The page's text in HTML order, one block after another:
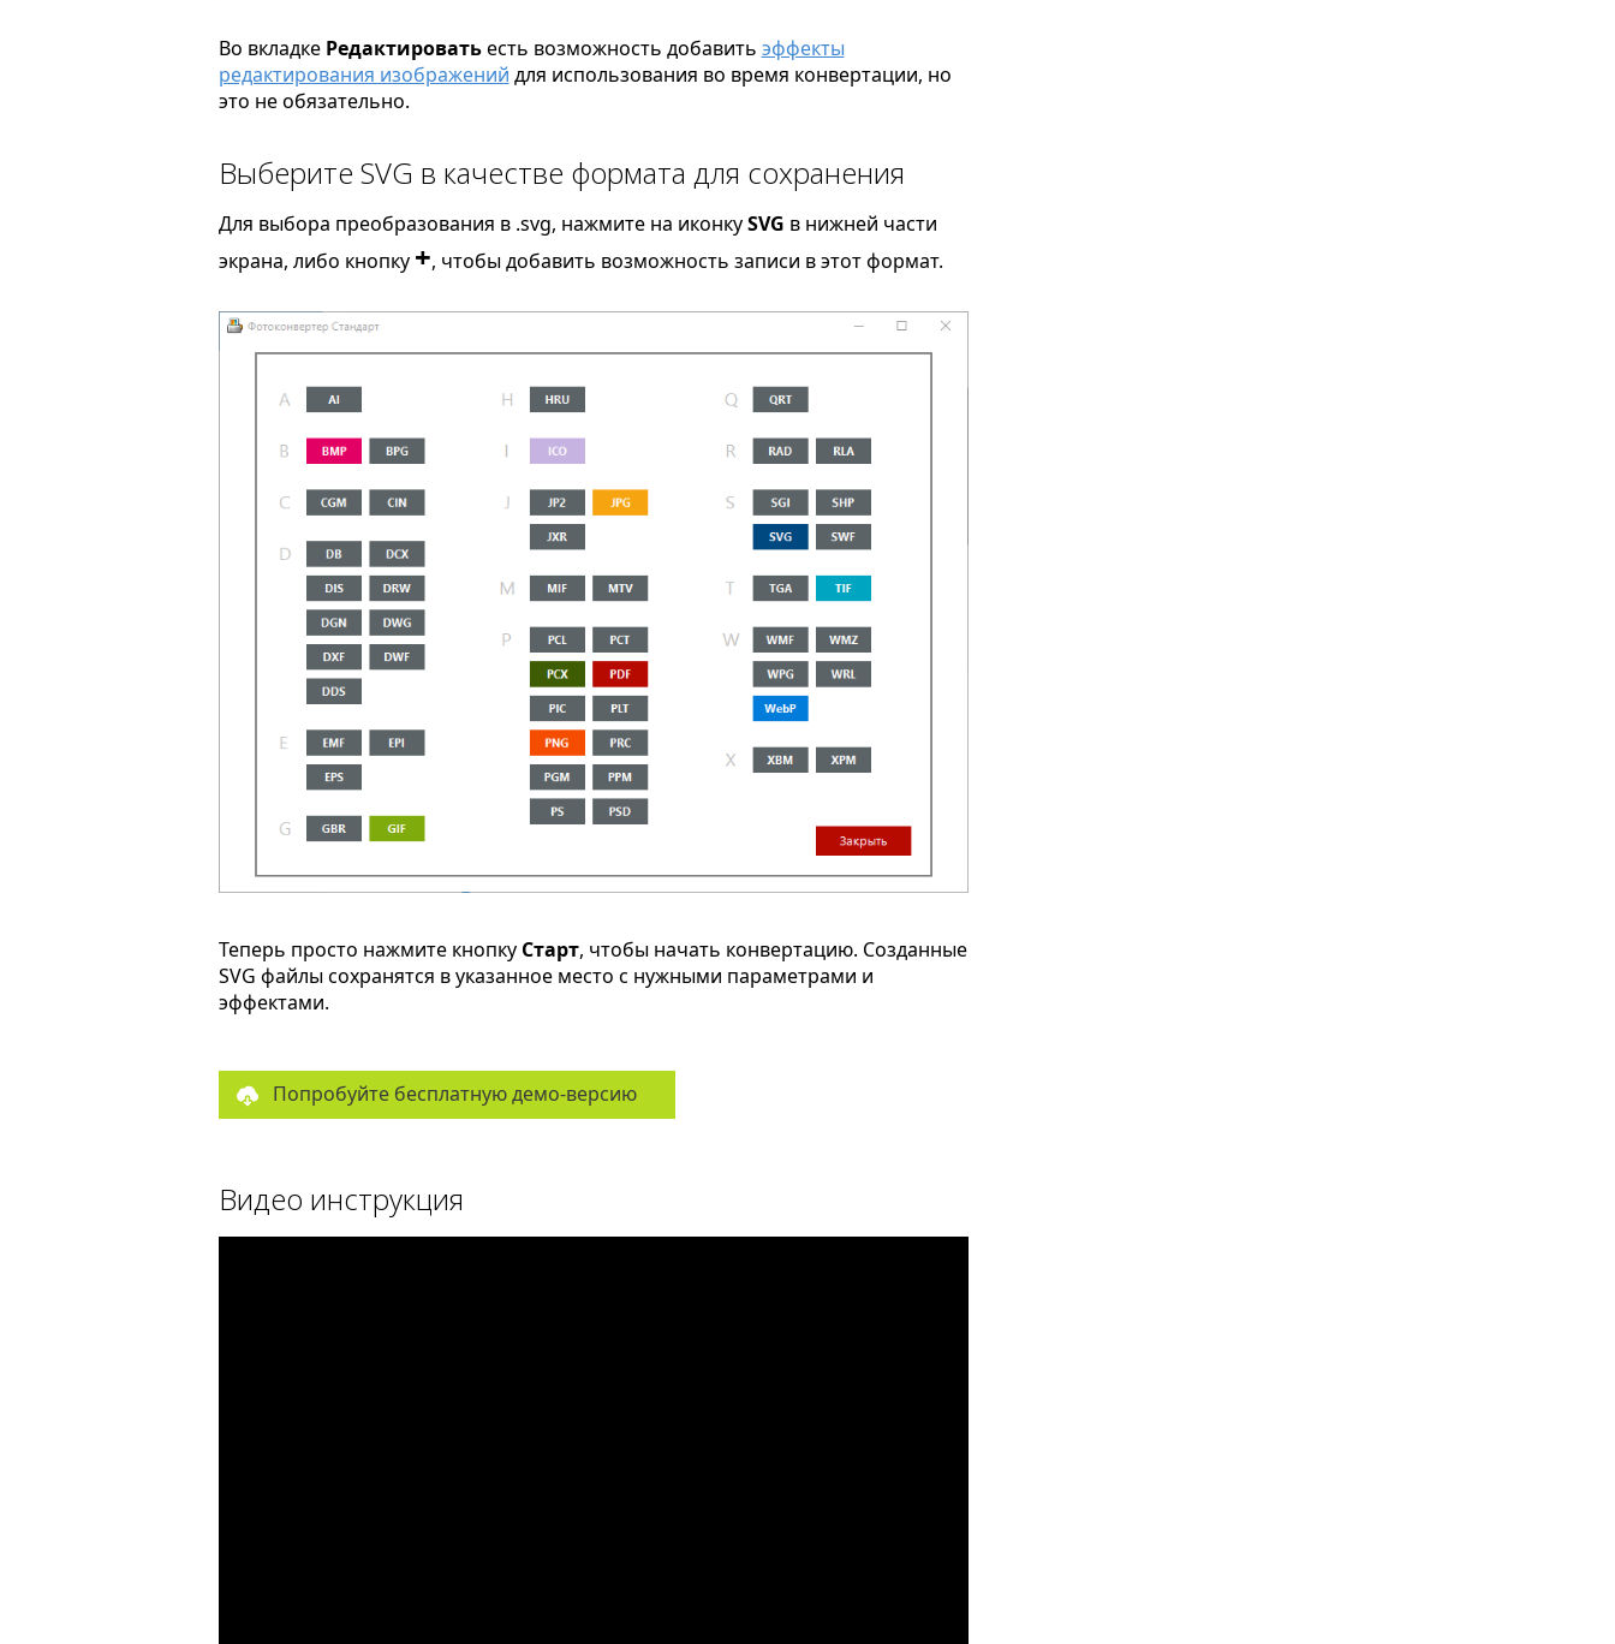
Во вкладке Редактироватьесть возможность добавить эффекты
редактирования изображений для использования во время конвертации, но
это не обязательно.
Выберите SVG в качестве формата для сохранения
Для выбора преобразования в .svg, нажмите на иконкуSVG в нижней части
экрана, либо кнопку +, чтобы добавить возможность записи в этот формат.
Теперь просто нажмите кнопку Старт, чтобы начать конвертацию. Созданные
SVG файлы сохранятся в указанное место с нужными параметрами и
эффектами.
Попробуйте бесплатную демо-версию
Видео инструкция